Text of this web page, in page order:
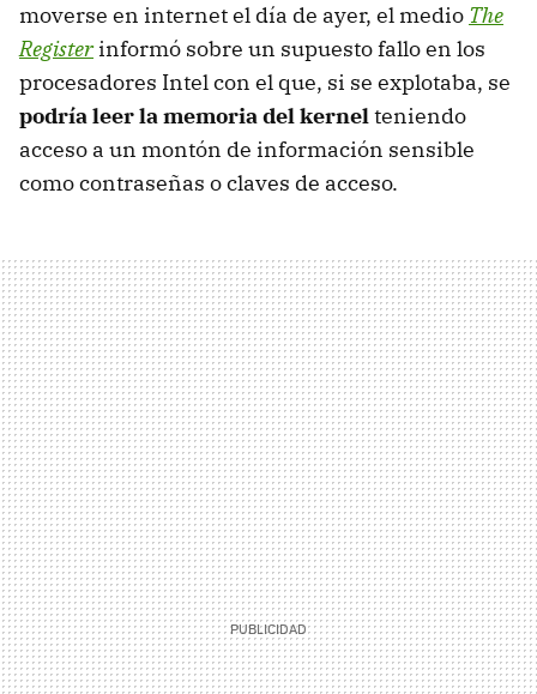
moverse en internet el día de ayer, el medio The
Registerinformó sobre un supuesto fallo en los
procesadores Intel con el que, si se explotaba, se
podría leer la memoria del kernelteniendo
acceso a un montón de información sensible
como contraseñas o claves de acceso.